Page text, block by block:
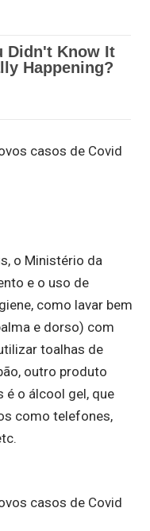
o Ministério da
e o uso de
como lavar bem
e dorso) com
toalhas de
outro produto
é o álcool gel, que
como telefones,